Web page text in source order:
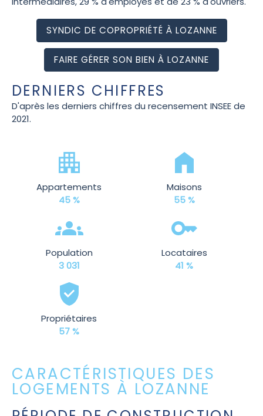
SYNDIC DE COPROPRIÉTÉ À LOZANNE
FAIRE GÉRER SON BIEN À LOZANNE
DERNIERS CHIFFRES
D'après les derniers chiffres du recensement INSEE de
2021.
Appartements
45 %
Maisons
55 %
Population
3 031
Locataires
41 %
Propriétaires
57 %
CARACTÉRISTIQUES DES
LOGEMENTS À LOZANNE